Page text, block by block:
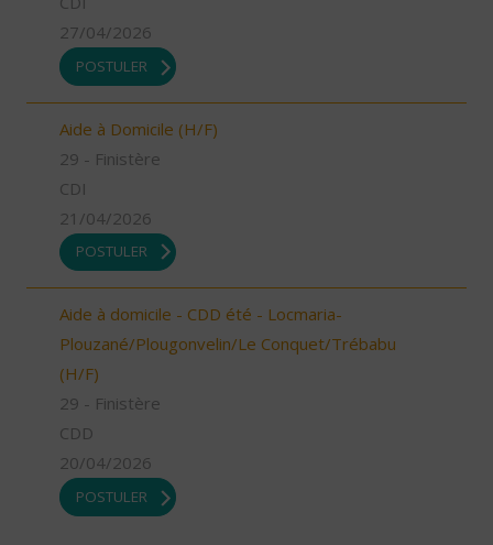
27/04/2026
POSTULER
Aide à Domicile (H/F)
29 - Finistère
CDI
21/04/2026
POSTULER
Aide à domicile - CDD été - Locmaria-
Plouzané/Plougonvelin/Le Conquet/Trébabu
(H/F)
29 - Finistère
CDD
20/04/2026
POSTULER